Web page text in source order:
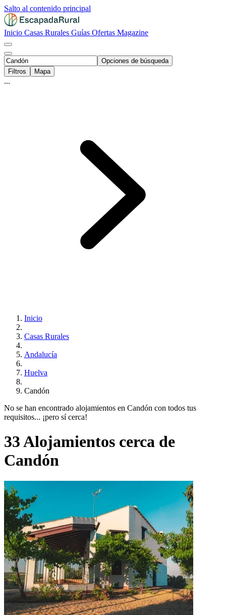
Salto al contenido principal
Inicio Casas Rurales Guías Ofertas Magazine
Opciones de búsqueda
Filtros
Mapa
...
Inicio
Casas Rurales
Andalucía
Huelva
Candón
No se han encontrado alojamientos en Candón con todos tus
requisitos... ¡pero sí cerca!
33 Alojamientos cerca de
Candón